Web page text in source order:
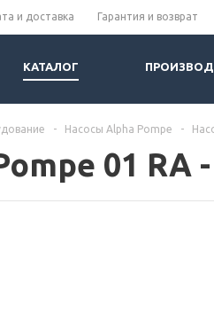
и доставка Гарантия и возврат
КАТАЛОГ
- Насосы Alpha Pompe -
01 RA